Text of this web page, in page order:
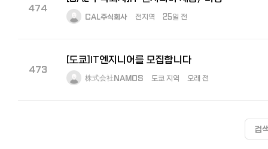
474
CAL주식회사 전지역 25일 전
473
[도쿄]IT엔지니어를 모집합니다
株式会社NAMOS 도쿄 지역 오래 전
검